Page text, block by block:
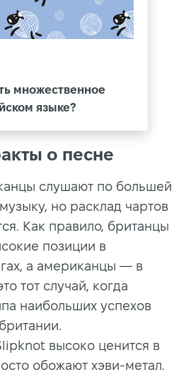
множественное
языке?
о песне
слушают по большей
но расклад чартов
Как правило, британцы
позиции в
а американцы — в
тот случай, когда
наибольших успехов
высоко ценится в
обожают хэви-метал.